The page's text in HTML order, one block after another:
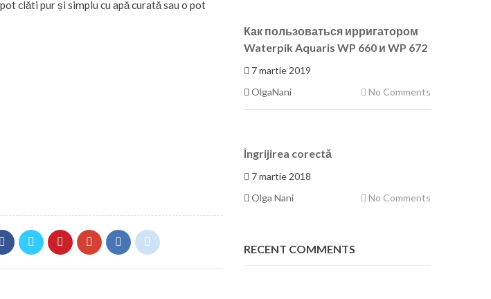
clăti pur și simplu cu apă curată sau o pot
Как пользоваться ирригатором
Waterpik Aquaris WP 660 и WP 672
7 martie 2019
OlgaNani
No Comments
Îngrijirea corectă
7 martie 2018
Olga Nani
No Comments
RECENT COMMENTS